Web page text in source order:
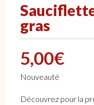
gras
5,00€
Nouveauté
Découvrez pour la